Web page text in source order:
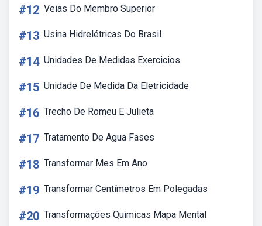
#12 Veias Do Membro Superior
#13 Usina Hidrelétricas Do Brasil
#14 Unidades De Medidas Exercicios
#15 Unidade De Medida Da Eletricidade
#16 Trecho De Romeu E Julieta
#17 Tratamento De Agua Fases
#18 Transformar Mes Em Ano
#19 Transformar Centímetros Em Polegadas
#20 Transformações Quimicas Mapa Mental